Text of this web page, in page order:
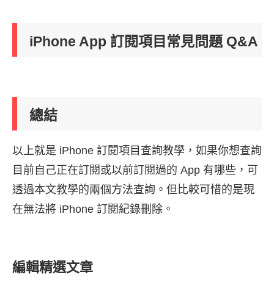
iPhone App 訂閱項目常見問題 Q&A
總結
以上就是 iPhone 訂閱項目查詢教學，如果你想查詢
目前自己正在訂閱或以前訂閱過的 App 有哪些，可
透過本文教學的兩個方法查詢。但比較可惜的是現
在無法將 iPhone 訂閱紀錄刪除。
編輯精選文章